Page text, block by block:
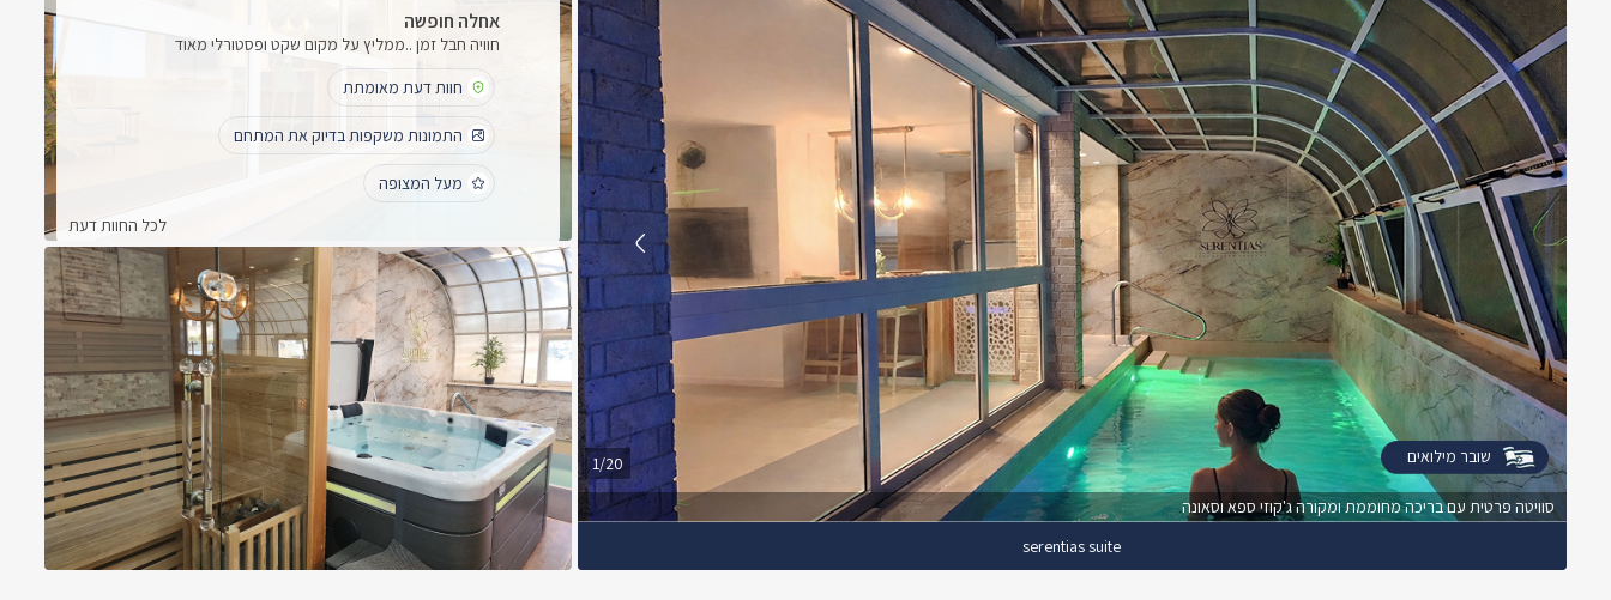
סוויטה פרטית עם בריכה מחוממת ומקורה ג'קוזי ספא וסאונה
1/20
serentias suite
אחלה חופשה
חוויה חבל זמן ..ממליץ על מקום שקט ופסטורלי מאוד
חוות דעת מאומתת
התמונות משקפות בדיוק את המתחם
מעל המצופה
לכל החוות דעת
שובר מילואים